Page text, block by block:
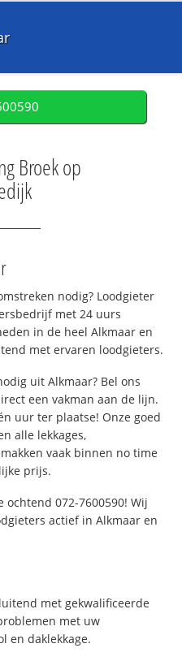
Broek op
nodig? Loodgieter
met 24 uurs
in de heel Alkmaar en
met ervaren loodgieters.
uit Alkmaar? Bel ons
een vakman aan de lijn.
uur ter plaatse! Onze goed
alle lekkages,
vaak binnen no time
prijs.
ochtend 072-7600590! Wij
actief in Alkmaar en
met gekwalificeerde
met uw
en daklekkage.